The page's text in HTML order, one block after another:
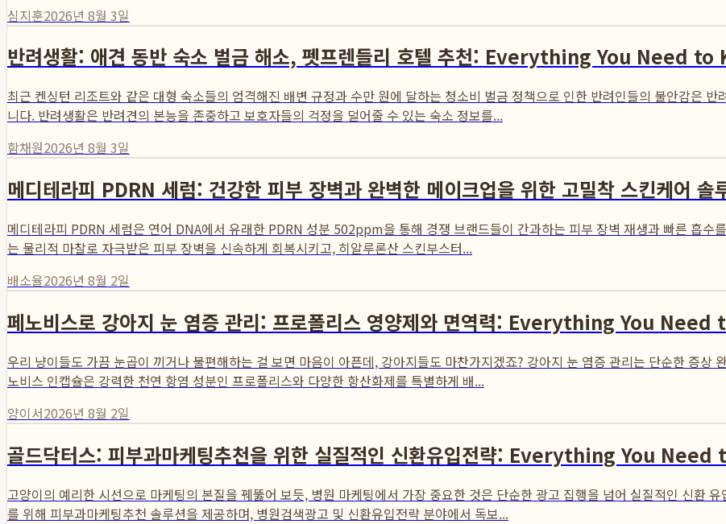
심지훈2026년 8월 3일
반려생활: 애견 동반 숙소 벌금 해소, 펫프렌들리 호텔 추천: Everything You Need to
최근 켄싱턴 리조트와 같은 대형 숙소들의 엄격해진 배변 규정과 수만 원에 달하는 청소비 벌금 정책으로 인한 반려인들의 불안감은
니다. 반려생활은 반려견의 본능을 존중하고 보호자들의 걱정을 덜어줄 수 있는 숙소 정보를...
함채원2026년 8월 3일
메디테라피 PDRN 세럼: 건강한 피부 장벽과 완벽한 메이크업을 위한 고밀착 스킨케어 솔
메디테라피 PDRN 세럼은 연어 DNA에서 유래한 PDRN 성분 502ppm을 통해 경쟁 브랜드들이 간과하는 피부 장벽 재생과 빠른 흡수
는 물리적 마찰로 자극받은 피부 장벽을 신속하게 회복시키고, 히알루론산 스킨부스터...
배소율2026년 8월 2일
페노비스로 강아지 눈 염증 관리: 프로폴리스 영양제와 면역력: Everything You
우리 냥이들도 가끔 눈곱이 끼거나 불편해하는 걸 보면 마음이 아픈데, 강아지들도 마찬가지겠죠? 강아지 눈 염증 관리는 단순한 증상
노비스 인캡슐은 강력한 천연 항염 성분인 프로폴리스와 다양한 항산화제를 특별하게 배...
양이서2026년 8월 2일
골드닥터스: 피부과마케팅추천을 위한 실질적인 신환유입전략: Everything You
고양이의 예리한 시선으로 마케팅의 본질을 꿰뚫어 보듯, 병원 마케팅에서 가장 중요한 것은 단순한 광고 집행을 넘어 실질적인 신환
를 위해 피부과마케팅추천 솔루션을 제공하며, 병원검색광고 및 신환유입전략 분야에서 독보...